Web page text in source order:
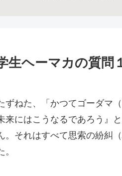
ヘーマカの質問
ねた、「かつてゴーダマ
来にはこうなるであろう』
。それはすべて思索の紛糾